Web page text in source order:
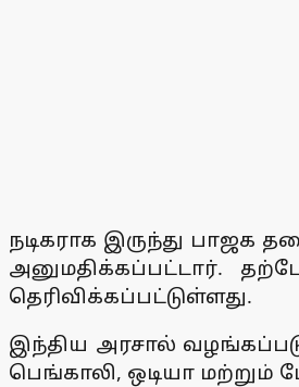
நடிகராக இருந்து பாஜக
அனுமதிக்கப்பட்டார்.
தெரிவிக்கப்பட்டுள்ளது.
இந்திய அரசால்
பெங்காலி, ஒடியா மற்றும்